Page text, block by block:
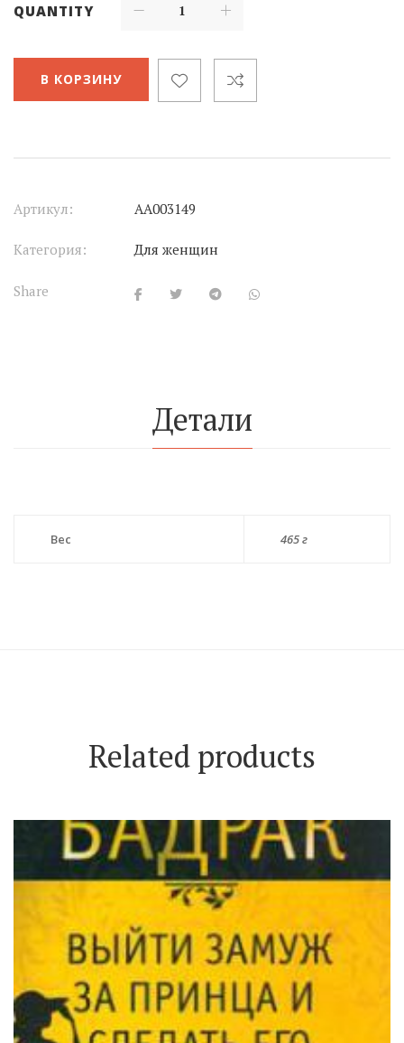
QUANTITY
В КОРЗИНУ
Артикул: АА003149
Категория: Для женщин
Share
Детали
Вес 465 г
Related products